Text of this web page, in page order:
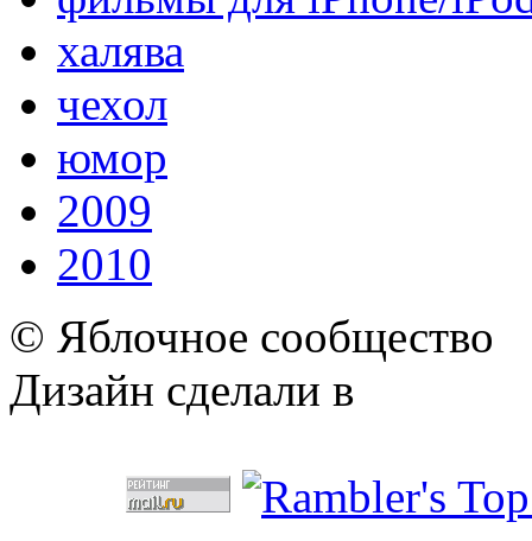
халява
чехол
юмор
2009
2010
© Яблочное сообщество
Дизайн сделали в